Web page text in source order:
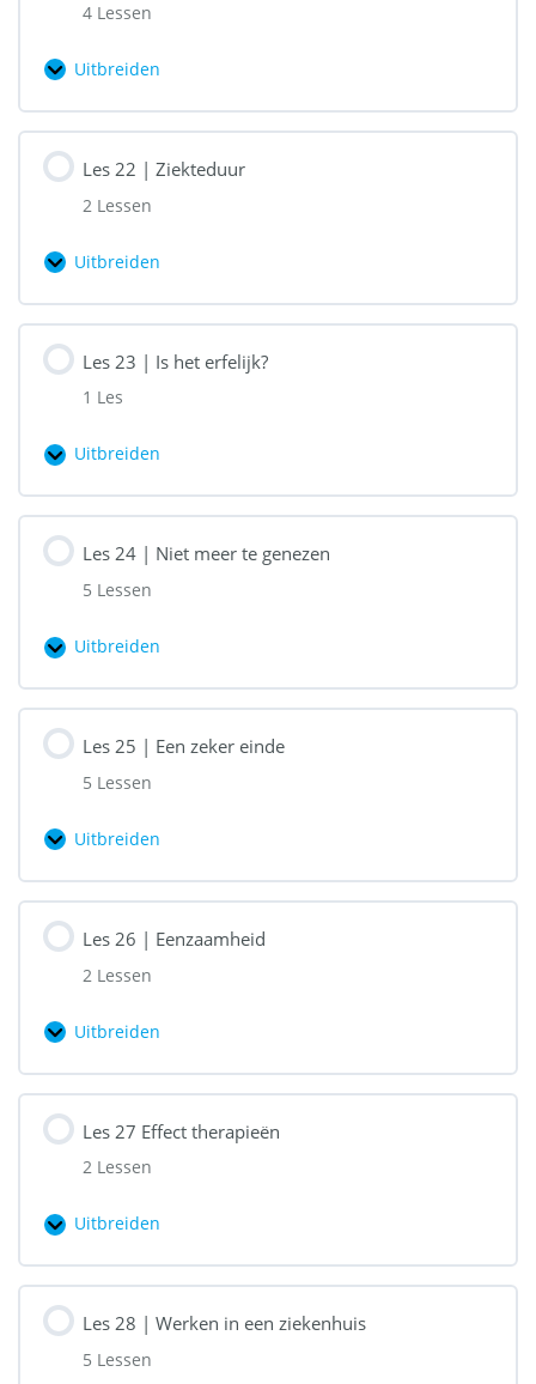
4 Lessen
Uitbreiden
21
Kinderen
en
Les 22 | Ziekteduur
2 Lessen
Uitbreiden
22
Ziekteduur
Les 23 | Is het erfelijk?
1 Les
Uitbreiden
23
Is
het
Les 24 | Niet meer te genezen
5 Lessen
Uitbreiden
24
Niet
meer
Les 25 | Een zeker einde
5 Lessen
Uitbreiden
25
Een
zeker
Les 26 | Eenzaamheid
2 Lessen
Uitbreiden
26
Eenzaamheid
Les 27 Effect therapieën
2 Lessen
Uitbreiden
27
therapieën
Les 28 | Werken in een ziekenhuis
5 Lessen